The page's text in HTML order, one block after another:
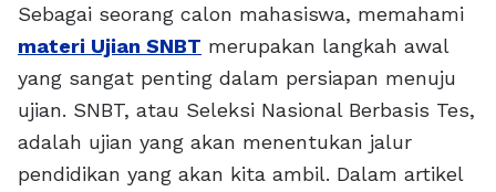
Sebagai seorang calon mahasiswa, memahami
materi Ujian SNBT merupakan langkah awal
yang sangat penting dalam persiapan menuju
ujian. SNBT, atau Seleksi Nasional Berbasis Tes,
adalah ujian yang akan menentukan jalur
pendidikan yang akan kita ambil. Dalam artikel